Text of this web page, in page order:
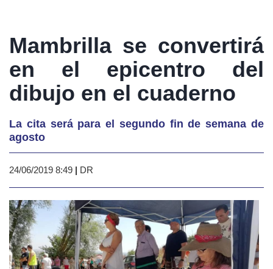
Mambrilla se convertirá
en el epicentro del
dibujo en el cuaderno
La cita será para el segundo fin de semana de
agosto
24/06/2019 8:49 | DR